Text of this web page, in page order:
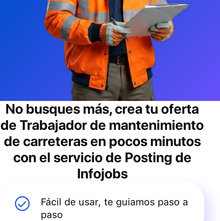
No busques más, crea tu oferta
de Trabajador de mantenimiento
de carreterasen pocos minutos
con el servicio de Posting de
Infojobs
Fácil de usar, te guiamos paso a
paso